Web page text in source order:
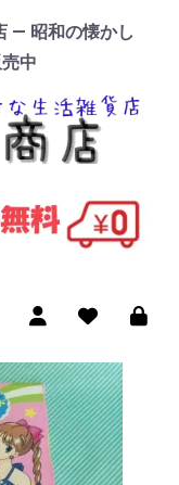
— 昭和の懐かし
中